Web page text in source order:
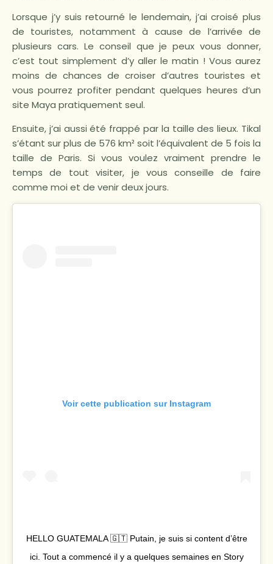
Lorsque j’y suis retourné le lendemain, j’ai croisé plus
de touristes, notamment à cause de l’arrivée de
plusieurs cars. Le conseil que je peux vous donner,
c’est tout simplement d’y aller le matin ! Vous aurez
moins de chances de croiser d’autres touristes et
vous pourrez profiter pendant quelques heures d’un
site Maya pratiquement seul.
Ensuite, j’ai aussi été frappé par la taille des lieux. Tikal
s’étant sur plus de 576 km² soit l’équivalent de 5 fois la
taille de Paris. Si vous voulez vraiment prendre le
temps de tout visiter, je vous conseille de faire
comme moi et de venir deux jours.
Voir cette publication sur Instagram
HELLO GUATEMALA 🇬🇹 Putain, je suis si content d’être
ici. Tout a commencé il y a quelques semaines en Story